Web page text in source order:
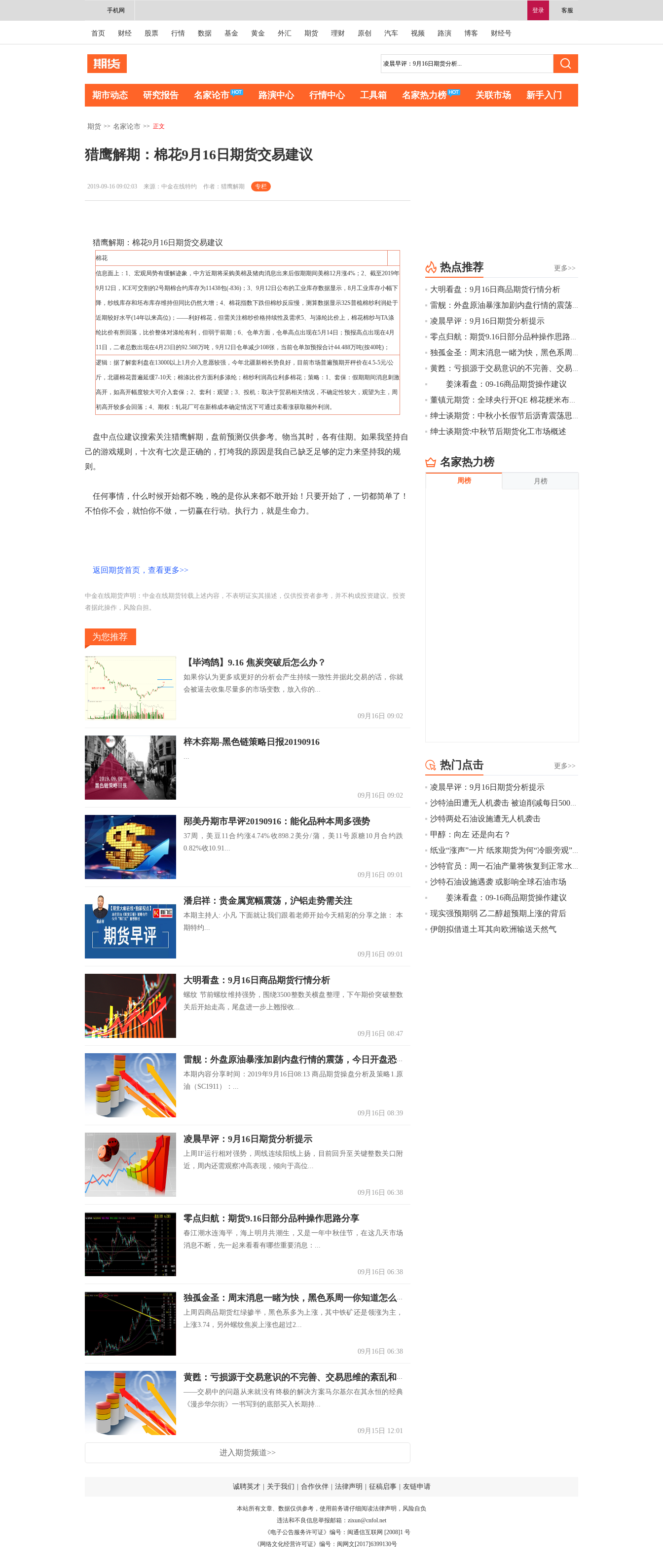
登录 客服
手机网
首页 财经 股票 行情 数据 基金 黄金 外汇 期货 理财 原创 汽车 视频 路演 博客 财经号
期市动态 研究报告 名家论市 路演中心 行情中心 工具箱 名家热力榜 关联市场 新手入门
期货 >> 名家论市 >> 正文
猎鹰解期：棉花9月16日期货交易建议
2019-09-16 09:02:03 来源：中金在线特约 作者：猎鹰解期 专栏
猎鹰解期：棉花9月16日期货交易建议
棉花
信息面上：1、宏观局势有缓解迹象，中方近期将采购美棉及猪肉消息出来后假期期间美棉12月涨4%；2、截至2019年
9月12日，ICE可交割的2号期棉合约库存为11438包(-836)；3、9月12日公布的工业库存数据显示，8月工业库存小幅下
降，纱线库存和坯布库存维持但同比仍然大增；4、棉花指数下跌但棉纱反应慢，测算数据显示32S普梳棉纱利润处于
近期较好水平(14年以来高位)；——利好棉花，但需关注棉纱价格持续性及需求5、与涤纶比价上，棉花棉纱与TA涤
纶比价有所回落，比价整体对涤纶有利，但弱于前期；6、仓单方面，仓单高点出现在5月14日；预报高点出现在4月
11日，二者总数出现在4月23日的92.588万吨，9月12日仓单减少108张，当前仓单加预报合计44.488万吨(按40吨)；
逻辑：据了解套利盘在13000以上1月介入意愿较强，今年北疆新棉长势良好，目前市场普遍预期开秤价在4.5-5元/公
斤，北疆棉花普遍延缓7-10天；棉涤比价方面利多涤纶；棉纱利润高位利多棉花；策略：1、套保：假期期间消息刺激
高开，如高开幅度较大可介入套保；2、套利：观望；3、投机：取决于贸易相关情况，不确定性较大，观望为主，周
初高开较多会回落；4、期权：轧花厂可在新棉成本确定情况下可通过卖看涨获取额外利润。
盘中点位建议搜索关注猎鹰解期，盘前预测仅供参考。物当其时，各有佳期。如果我坚持自
己的游戏规则，十次有七次是正确的，打垮我的原因是我自己缺乏足够的定力来坚持我的规
则。
任何事情，什么时候开始都不晚，晚的是你从来都不敢开始！只要开始了，一切都简单了！
不怕你不会，就怕你不做，一切赢在行动。执行力，就是生命力。
返回期货首页，查看更多>>
中金在线期货声明：中金在线期货转载上述内容，不表明证实其描述，仅供投资者参考，并不构成投资建议。投资
者据此操作，风险自担。
为您推荐
【毕鸿鹄】9.16 焦炭突破后怎么办？
如果你认为更多或更好的分析会产生持续一致性并据此交易的话，你就
会被逼去收集尽量多的市场变数，放入你的...
09月16日 09:02
梓木弈期-黑色链策略日报20190916
...
09月16日 09:02
邴美丹期市早评20190916：能化品种本周多强势
37周，美豆11合约涨4.74%收898.2美分/蒲，美11号原糖10月合约跌
0.82%收10.91...
09月16日 09:01
潘启祥：贵金属宽幅震荡，沪铝走势需关注
本期主持人: 小凡 下面就让我们跟着老师开始今天精彩的分享之旅： 本
期特约...
09月16日 09:01
大明看盘：9月16日商品期货行情分析
螺纹 节前螺纹维持强势，围绕3500整数关横盘整理，下午期价突破整数
关后开始走高，尾盘进一步上翘报收...
09月16日 08:47
雷舰：外盘原油暴涨加剧内盘行情的震荡，今日开盘恐将触及涨停板
本期内容分享时间：2019年9月16日08:13 商品期货操盘分析及策略1.原
油（SC1911）：...
09月16日 08:39
凌晨早评：9月16日期货分析提示
上周IF运行相对强势，周线连续阳线上扬，目前回升至关键整数关口附
近，周内还需观察冲高表现，倾向于高位...
09月16日 06:38
零点归航：期货9.16日部分品种操作思路分享
春江潮水连海平，海上明月共潮生，又是一年中秋佳节，在这几天市场
消息不断，先一起来看看有哪些重要消息：...
09月16日 06:38
独孤金圣：周末消息一睹为快，黑色系周一你知道怎么操作吗？
上周四商品期货红绿掺半，黑色系多为上涨，其中铁矿还是领涨为主，
上涨3.74，另外螺纹焦炭上涨也超过2...
09月16日 06:38
黄甦：亏损源于交易意识的不完善、交易思维的紊乱和交易方法论的欠缺
——交易中的问题从来就没有终极的解决方案马尔基尔在其永恒的经典
《漫步华尔街》一书写到的底部买入长期持...
09月15日 12:01
进入期货频道>>
更多>>
热点推荐
大明看盘：9月16日商品期货行情分析
雷舰：外盘原油暴涨加剧内盘行情的震荡，今日开盘恐将触及涨停板
凌晨早评：9月16日期货分析提示
零点归航：期货9.16日部分品种操作思路分享
独孤金圣：周末消息一睹为快，黑色系周一你知道怎么操作吗？
黄甦：亏损源于交易意识的不完善、交易思维的紊乱和交易方法论的欠缺
姜涞看盘：09-16商品期货操作建议
董镇元期货：全球央行开QE 棉花粳米布局多
绅士谈期货：中秋小长假节后沥青震荡思路对待
绅士谈期货:中秋节后期货化工市场概述
名家热力榜
周榜 月榜
更多>>
热门点击
凌晨早评：9月16日期货分析提示
沙特油田遭无人机袭击 被迫削减每日500万桶石油产出
沙特两处石油设施遭无人机袭击
甲醇：向左 还是向右？
纸业“涨声”一片 纸浆期货为何“冷眼旁观”？
沙特官员：周一石油产量将恢复到正常水平
沙特石油设施遇袭 或影响全球石油市场
姜涞看盘：09-16商品期货操作建议
现实强预期弱 乙二醇超预期上涨的背后
伊朗拟借道土耳其向欧洲输送天然气
诚聘英才 关于我们 合作伙伴 法律声明 征稿启事 友链申请
本站所有文章、数据仅供参考，使用前务请仔细阅读法律声明 ，风险自负
违法和不良信息举报邮箱： zixun@cnfol.net
《电子公告服务许可证》编号：闽通信互联网 [2008]1 号
《网络文化经营许可证》编号：闽网文[2017]6399130号